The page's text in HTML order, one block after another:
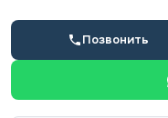
Позвонить